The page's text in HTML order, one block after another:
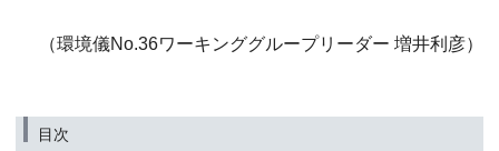
（環境儀No.36ワーキンググループリーダー 増井利彦）
目次